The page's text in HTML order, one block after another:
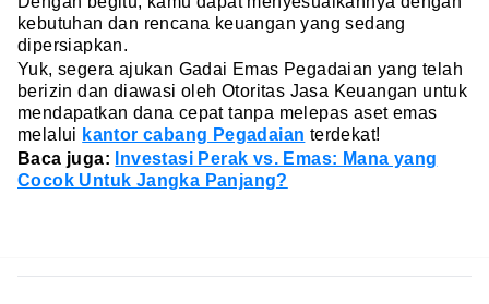
kebutuhan dan rencana keuangan yang sedang
dipersiapkan.
Yuk, segera ajukan Gadai Emas Pegadaian yang telah
berizin dan diawasi oleh Otoritas Jasa Keuangan untuk
mendapatkan dana cepat tanpa melepas aset emas
melalui kantor cabang Pegadaian terdekat!
Baca juga:
Investasi Perak vs. Emas: Mana yang
Cocok Untuk Jangka Panjang?